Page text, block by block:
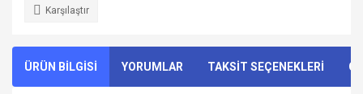
Karşılaştır
ÜRÜN BİLGİSİ YORUMLAR TAKSİT SEÇENEKLERİ